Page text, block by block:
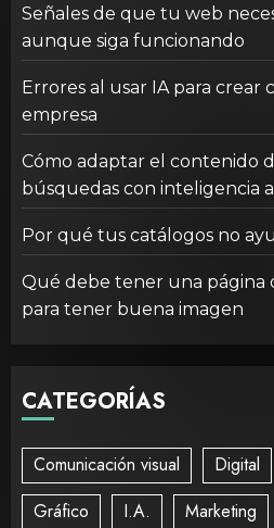
Señales de que tu web
aunque siga funcionando
Errores al usar IA para crear
empresa
Cómo adaptar el contenido
búsquedas con inteligencia
Por qué tus catálogos no
Qué debe tener una página
para tener buena imagen
CATEGORÍAS
Comunicación visual Digital
Gráfico
I.A. Marketing